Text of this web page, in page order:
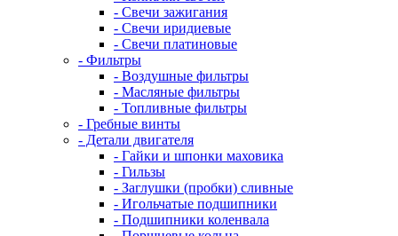
- Свечи зажигания
- Свечи иридиевые
- Свечи платиновые
- Фильтры
- Воздушные фильтры
- Масляные фильтры
- Топливные фильтры
- Гребные винты
- Детали двигателя
- Гайки и шпонки маховика
- Гильзы
- Заглушки (пробки) сливные
- Игольчатые подшипники
- Подшипники коленвала